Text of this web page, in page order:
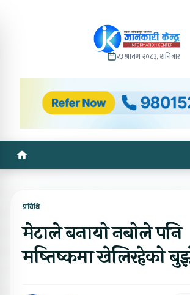
२३ श्रावण २०८३, शनिबार
प्रविधि
मेटाले बनायो नबोले पनि
मष्तिष्कमा खेलिरहेको